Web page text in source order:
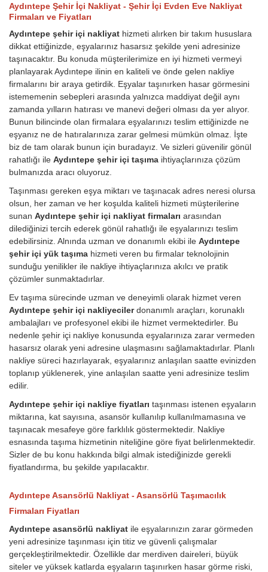
Aydıntepe Şehir İçi Nakliyat - Şehir İçi Evden Eve Nakliyat
Firmaları ve Fiyatları
Aydıntepe şehir içi nakliyat hizmeti alırken bir takım hususlara
dikkat ettiğinizde, eşyalarınız hasarsız şekilde yeni adresinize
taşınacaktır. Bu konuda müşterilerimize en iyi hizmeti vermeyi
planlayarak Aydıntepe ilinin en kaliteli ve önde gelen nakliye
firmalarını bir araya getirdik. Eşyalar taşınırken hasar görmesini
istememenin sebepleri arasında yalnızca maddiyat değil aynı
zamanda yılların hatırası ve manevi değeri olması da yer alıyor.
Bunun bilincinde olan firmalara eşyalarınızı teslim ettiğinizde ne
eşyanız ne de hatıralarınıza zarar gelmesi mümkün olmaz. İşte
biz de tam olarak bunun için buradayız. Ve sizleri güvenilir gönül
rahatlığı ile Aydıntepe şehir içi taşıma ihtiyaçlarınıza çözüm
bulmanızda aracı oluyoruz.
Taşınması gereken eşya miktarı ve taşınacak adres neresi olursa
olsun, her zaman ve her koşulda kaliteli hizmeti müşterilerine
sunan Aydıntepe şehir içi nakliyat firmaları arasından
dilediğinizi tercih ederek gönül rahatlığı ile eşyalarınızı teslim
edebilirsiniz. Alnında uzman ve donanımlı ekibi ile Aydıntepe
şehir içi yük taşıma hizmeti veren bu firmalar teknolojinin
sunduğu yenilikler ile nakliye ihtiyaçlarınıza akılcı ve pratik
çözümler sunmaktadırlar.
Ev taşıma sürecinde uzman ve deneyimli olarak hizmet veren
Aydıntepe şehir içi nakliyecilerdonanımlı araçları, korunaklı
ambalajları ve profesyonel ekibi ile hizmet vermektedirler. Bu
nedenle şehir içi nakliye konusunda eşyalarınıza zarar vermeden
hasarsız olarak yeni adresine ulaşmasını sağlamaktadırlar. Planlı
nakliye süreci hazırlayarak, eşyalarınız anlaşılan saatte evinizden
toplanıp yüklenerek, yine anlaşılan saatte yeni adresinize teslim
edilir.
Aydıntepe şehir içi nakliye fiyatları taşınması istenen eşyaların
miktarına, kat sayısına, asansör kullanılıp kullanılmamasına ve
taşınacak mesafeye göre farklılık göstermektedir. Nakliye
esnasında taşıma hizmetinin niteliğine göre fiyat belirlenmektedir.
Sizler de bu konu hakkında bilgi almak istediğinizde gerekli
fiyatlandırma, bu şekilde yapılacaktır.
Aydıntepe Asansörlü Nakliyat - Asansörlü Taşımacılık
Firmaları Fiyatları
Aydıntepe asansörlü nakliyat ile eşyalarınızın zarar görmeden
yeni adresinize taşınması için titiz ve güvenli çalışmalar
gerçekleştirilmektedir. Özellikle dar merdiven daireleri, büyük
siteler ve yüksek katlarda eşyaların taşınırken hasar görme riski,